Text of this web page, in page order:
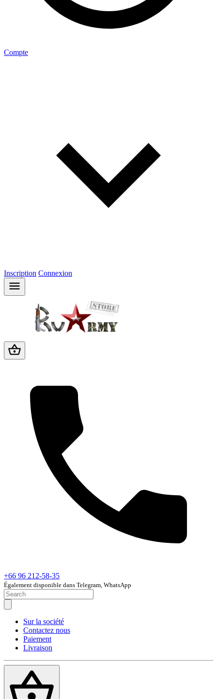
Compte
Inscription Connexion
+66 96 212-58-35
Également disponible dans Telegram, WhatsApp
Sur la société
Contactez nous
Paiement
Livraison